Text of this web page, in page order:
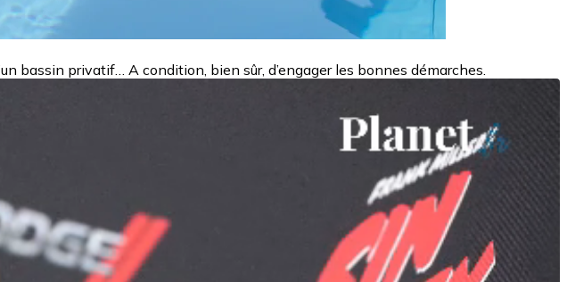
bassin privatif… A condition, bien sûr, d’engager les bonnes démarches.